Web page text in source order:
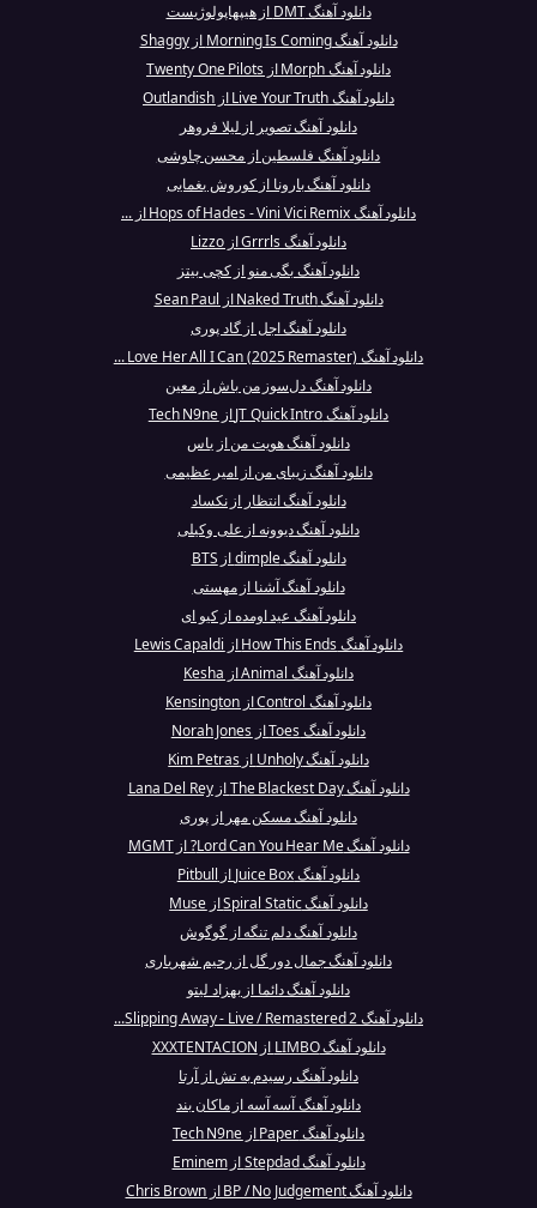
دانلود آهنگ DMT از هیپهاپولوژیست
دانلود آهنگ Morning Is Coming از Shaggy
دانلود آهنگ Morph از Twenty One Pilots
دانلود آهنگ Live Your Truth از Outlandish
دانلود آهنگ تصویر از لیلا فروهر
دانلود آهنگ فلسطین از محسن چاوشی
دانلود آهنگ بارونا از کوروش یغمایی
دانلود آهنگ Hops of Hades - Vini Vici Remix از ...
دانلود آهنگ Grrrls از Lizzo
دانلود آهنگ بگی منو از کچی بیتز
دانلود آهنگ Naked Truth از Sean Paul
دانلود آهنگ اجل از گاد پوری
دانلود آهنگ Love Her All I Can (2025 Remaster) ...
دانلود آهنگ دل‌سوز من باش از معین
دانلود آهنگ JT Quick Intro از Tech N9ne
دانلود آهنگ هویت من از یاس
دانلود آهنگ زیبای من از امیر عظیمی
دانلود آهنگ انتظار از نکساد
دانلود آهنگ دیوونه از علی وکیلی
دانلود آهنگ dimple از BTS
دانلود آهنگ آشنا از مهستی
دانلود آهنگ عید اومده از کیو ای
دانلود آهنگ How This Ends از Lewis Capaldi
دانلود آهنگ Animal از Kesha
دانلود آهنگ Control از Kensington
دانلود آهنگ Toes از Norah Jones
دانلود آهنگ Unholy از Kim Petras
دانلود آهنگ The Blackest Day از Lana Del Rey
دانلود آهنگ مسکن مهر از پوری
دانلود آهنگ Lord Can You Hear Me? از MGMT
دانلود آهنگ Juice Box از Pitbull
دانلود آهنگ Spiral Static از Muse
دانلود آهنگ دلم تنگه از گوگوش
دانلود آهنگ جمال دور گل از رحیم شهریاری
دانلود آهنگ دائما از بهزاد لیتو
دانلود آهنگ Slipping Away - Live / Remastered 2...
دانلود آهنگ LIMBO از XXXTENTACION
دانلود آهنگ رسیدم به تش از آرتا
دانلود آهنگ آسه آسه از ماکان بند
دانلود آهنگ Paper از Tech N9ne
دانلود آهنگ Stepdad از Eminem
دانلود آهنگ BP / No Judgement از Chris Brown